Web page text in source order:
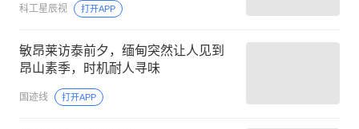
科工星辰视 打开APP
敏昂莱访泰前夕，缅甸突然让人见到
昂山素季，时机耐人寻味
国迹线 打开APP